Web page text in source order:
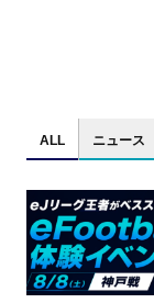
ALL ニュース